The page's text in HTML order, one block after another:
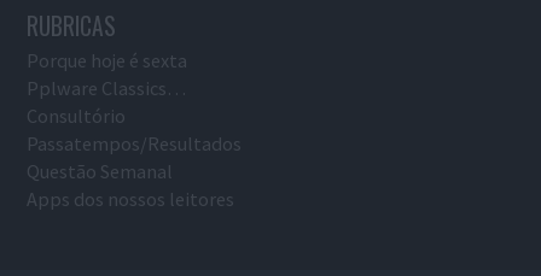
RUBRICAS
Porque hoje é sexta
Pplware Classics…
Consultório
Passatempos/Resultados
Questão Semanal
Apps dos nossos leitores